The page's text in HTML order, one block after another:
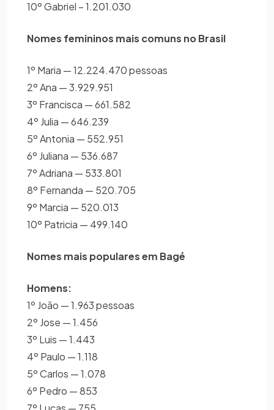
10º Gabriel – 1.201.030
Nomes femininos mais comuns no Brasil
1º Maria — 12.224.470 pessoas
2º Ana — 3.929.951
3º Francisca — 661.582
4º Julia — 646.239
5º Antonia — 552.951
6º Juliana — 536.687
7º Adriana — 533.801
8º Fernanda — 520.705
9º Marcia — 520.013
10º Patricia — 499.140
Nomes mais populares em Bagé
Homens:
1º João — 1.963 pessoas
2º Jose — 1.456
3º Luis — 1.443
4º Paulo — 1.118
5º Carlos — 1.078
6º Pedro — 853